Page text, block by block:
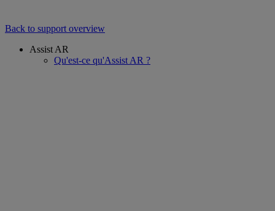
Back to support overview
Assist AR
Qu'est-ce qu'Assist AR ?